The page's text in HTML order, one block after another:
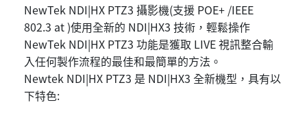
NewTek NDI|HX PTZ3 攝影機(支援 POE+ /IEEE
802.3 at )使用全新的 NDI|HX3 技術，輕鬆操作
NewTek NDI|HX PTZ3 功能是獲取 LIVE 視訊整合輸
入任何製作流程的最佳和最簡單的方法。
Newtek NDI|HX PTZ3 是 NDI|HX3 全新機型，具有以
下特色: